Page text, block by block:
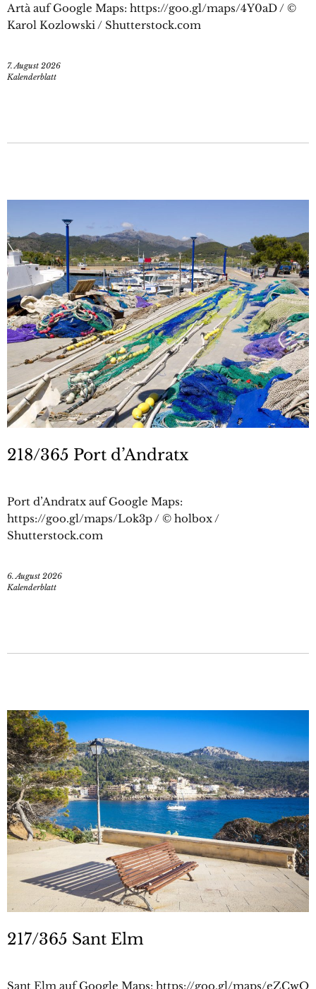
Artà auf Google Maps: https://goo.gl/maps/4Y0aD / ©
Karol Kozlowski / Shutterstock.com
7. August 2026
Kalenderblatt
218/365 Port d’Andratx
Port d’Andratx auf Google Maps:
https://goo.gl/maps/Lok3p / © holbox /
Shutterstock.com
6. August 2026
Kalenderblatt
217/365 Sant Elm
Sant Elm auf Google Maps: https://goo.gl/maps/eZCwO